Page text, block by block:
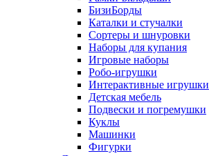
БизиБорды
Каталки и стучалки
Сортеры и шнуровки
Наборы для купания
Игровые наборы
Робо-игрушки
Интерактивные игрушки
Детская мебель
Подвески и погремушки
Куклы
Машинки
Фигурки